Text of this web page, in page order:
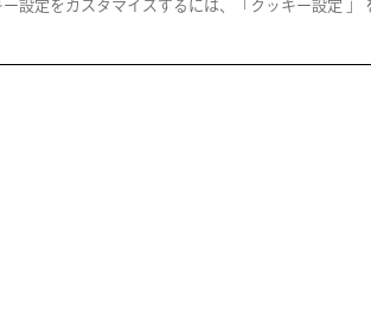
阪急メンズ大阪 神
設定をカスタマイズするには、「クッキー設定 」